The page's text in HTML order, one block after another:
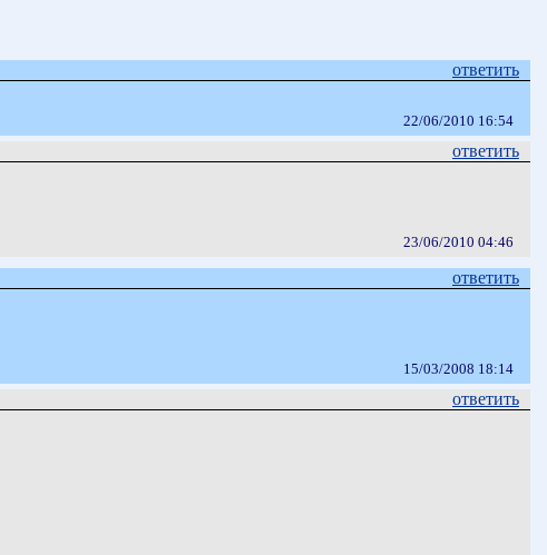
ответить
22/06/2010 16:54
ответить
23/06/2010 04:46
ответить
15/03/2008 18:14
ответить